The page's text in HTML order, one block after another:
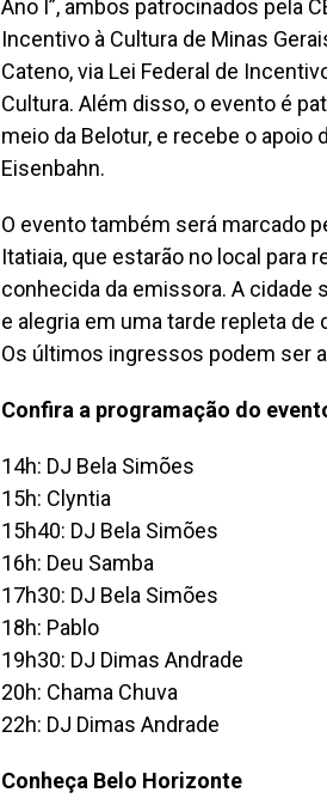
Ano I”, ambos patrocinados pela
Incentivo à Cultura de Minas
Cateno, via Lei Federal de
Cultura. Além disso, o evento é
meio da Belotur, e recebe o apoio
Eisenbahn.
O evento também será marcado
Itatiaia, que estarão no local para
conhecida da emissora. A cidade
e alegria em uma tarde repleta
Os últimos ingressos podem ser
Confira a programação do
14h: DJ Bela Simões
15h: Clyntia
15h40: DJ Bela Simões
16h: Deu Samba
17h30: DJ Bela Simões
18h: Pablo
19h30: DJ Dimas Andrade
20h: Chama Chuva
22h: DJ Dimas Andrade
Conheça Belo Horizonte